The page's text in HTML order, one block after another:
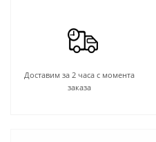
Доставим за 2 часа с момента
заказа